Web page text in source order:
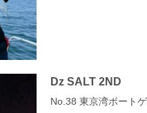
Dz SALT 2ND
No.38 東京湾ボート